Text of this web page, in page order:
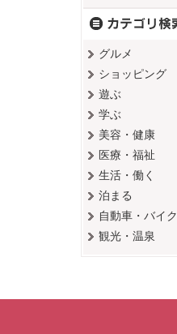
グルメ
ショッピング
遊ぶ
学ぶ
美容・健康
医療・福祉
生活・働く
泊まる
自動車・バイク
観光・温泉